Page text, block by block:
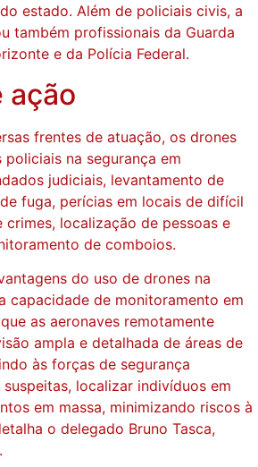
estado. Além de policiais civis, a
também profissionais da Guarda
e da Polícia Federal.
ação
frentes de atuação, os drones
na segurança em
judiciais, levantamento de
fuga, perícias em locais de difícil
crimes, localização de pessoas e
de comboios.
do uso de drones na
capacidade de monitoramento em
as aeronaves remotamente
ampla e detalhada de áreas de
às forças de segurança
localizar indivíduos em
em massa, minimizando riscos à
o delegado Bruno Tasca,